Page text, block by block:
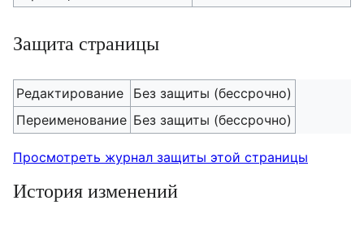
Защита страницы
Редактирование
Без защиты (бессрочно)
Переименование Без защиты (бессрочно)
Просмотреть журнал защиты этой страницы
История изменений